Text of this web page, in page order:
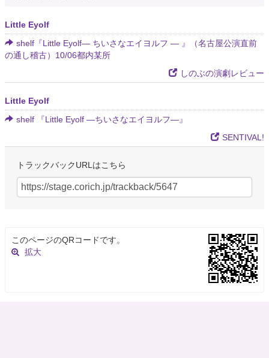
Little Eyolf
shelf『Little Eyolf― ちいさなエイヨルフ ― 』（名古屋公演直前
の通し稽古）10/06都内某所
しのぶの演劇レビュー
Little Eyolf
shelf 『Little Eyolf ―ちいさなエイヨルフ―』
SENTIVAL!
トラックバックURLはこちら
このページのQRコードです。
拡大